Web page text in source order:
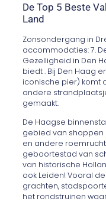
De Top 5 Beste
Land
Zonsondergang in
accommodaties: 7.
Gezelligheid in Den
biedt . Bij Den Haag
iconische pier) komt
andere
gemaakt.
De Haagse
gebied van shoppen
en andere
geboortestad van
van historische
ook Leiden! Vooral
grachten,
het rondstruinen